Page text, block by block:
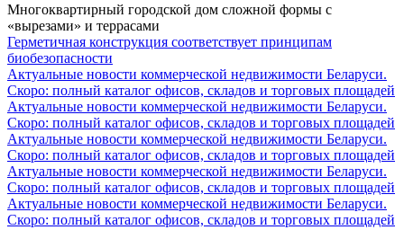
Многоквартирный городской дом сложной формы с
«вырезами» и террасами
Герметичная конструкция соответствует принципам
биобезопасности
Актуальные новости коммерческой недвижимости Беларуси.
Скоро: полный каталог офисов, складов и торговых площадей
Актуальные новости коммерческой недвижимости Беларуси.
Скоро: полный каталог офисов, складов и торговых площадей
Актуальные новости коммерческой недвижимости Беларуси.
Скоро: полный каталог офисов, складов и торговых площадей
Актуальные новости коммерческой недвижимости Беларуси.
Скоро: полный каталог офисов, складов и торговых площадей
Актуальные новости коммерческой недвижимости Беларуси.
Скоро: полный каталог офисов, складов и торговых площадей